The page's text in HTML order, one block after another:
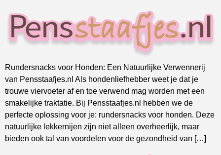
Rundersnacks voor Honden: Een Natuurlijke Verwennerij
van Pensstaafjes.nl Als hondenliefhebber weet je dat je
trouwe viervoeter af en toe verwend mag worden met een
smakelijke traktatie. Bij Pensstaafjes.nl hebben we de
perfecte oplossing voor je: rundersnacks voor honden. Deze
natuurlijke lekkernijen zijn niet alleen overheerlijk, maar
bieden ook tal van voordelen voor de gezondheid van […]